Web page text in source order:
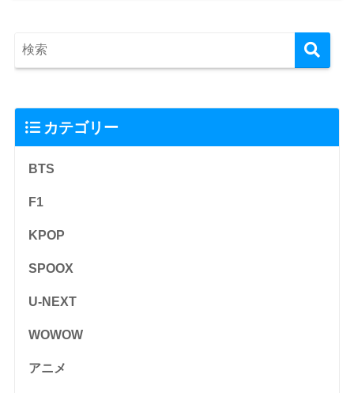
カテゴリー
BTS
F1
KPOP
SPOOX
U-NEXT
WOWOW
アニメ